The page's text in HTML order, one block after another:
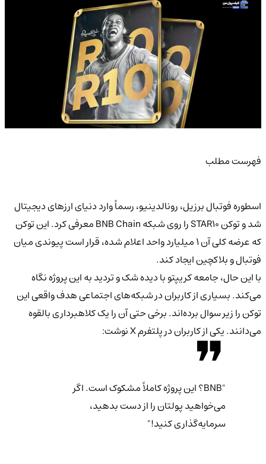
فهرست مطلب
اسطوره فوتبال برزیل، رونالدینیو، رسماً وارد دنیای ارزهای دیجیتال
شد و توکن STAR10 را روی شبکه BNB Chain معرفی کرد. این توکن
که عرضه کلی آن ۱ میلیارد واحد اعلام شده، قرار است پیوندی میان
فوتبال و بلاکچین ایجاد کند.
با این حال، جامعه کریپتو با دیده شک و تردید به این پروژه نگاه
می‌کند. بسیاری از کاربران در شبکه‌های اجتماعی هدف واقعی این
توکن را زیر سوال برده‌اند. برخی حتی آن را یک کلاهبرداری بالقوه
می‌دانند. یکی از کاربران در پلتفرم X نوشت:
"BNB؟ این پروژه کاملاً مشکوک است. اگر
می‌خواهید پولتان را از دست بدهید،
سرمایه‌گذاری کنید!"